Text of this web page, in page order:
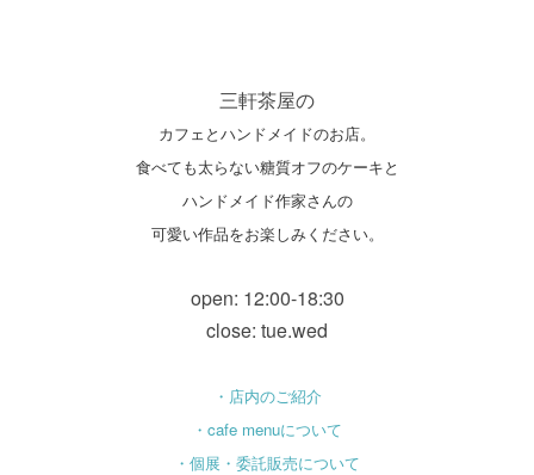
三軒茶屋の
カフェとハンドメイドのお店。
食べても太らない糖質オフのケーキと
ハンドメイド作家さんの
可愛い作品をお楽しみください。
open: 12:00-18:30
close: tue.wed
・店内のご紹介
・cafe menuについて
・個展・委託販売について